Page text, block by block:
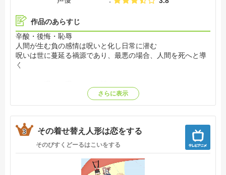
作品のあらすじ
辛酸・後悔・恥辱
人間が生む負の感情は呪いと化し日常に潜む
呪いは世に蔓延る禍源であり、最悪の場合、人間を死へと導
く
驚異的な身体能力を持つ、少年・虎杖悠仁はごく普通の高校
ある日“呪い”に襲われた仲間を救うため、特級呪物“両面宿儺
の指”を喰らい、己の魂に呪いを宿してしまう
呪いである“両面宿儺”と肉体を共有することとなった虎杖
最強の呪術師である五条 悟の案内で、対呪い専門機関である
さらに表示
3 その着せ替え人形は恋をする
そのびすくどーるはこいをする